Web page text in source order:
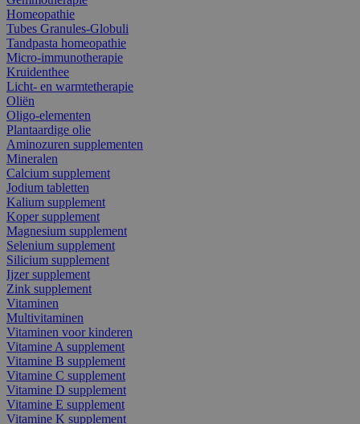
Homeopathie
Tubes Granules-Globuli
Tandpasta homeopathie
Micro-immunotherapie
Kruidenthee
Licht- en warmtetherapie
Oliën
Oligo-elementen
Plantaardige olie
Aminozuren supplementen
Mineralen
Calcium supplement
Jodium tabletten
Kalium supplement
Koper supplement
Magnesium supplement
Selenium supplement
Silicium supplement
Ijzer supplement
Zink supplement
Vitaminen
Multivitaminen
Vitaminen voor kinderen
Vitamine A supplement
Vitamine B supplement
Vitamine C supplement
Vitamine D supplement
Vitamine E supplement
Vitamine K supplement